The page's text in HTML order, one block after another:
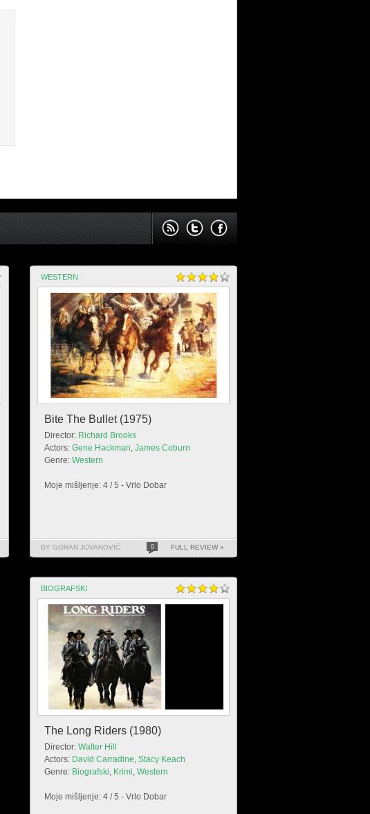
WESTERN
Bite The Bullet (1975)
Director: Richard Brooks
Actors: Gene Hackman, James Coburn
Genre: Western
Moje mišljenje: 4 / 5 - Vrlo Dobar
BY GORAN JOVANOVIĆ 0 FULL REVIEW »
BIOGRAFSKI
The Long Riders (1980)
Director: Walter Hill
Actors: David Carradine, Stacy Keach
Genre: Biografski, Krimi, Western
Moje mišljenje: 4 / 5 - Vrlo Dobar